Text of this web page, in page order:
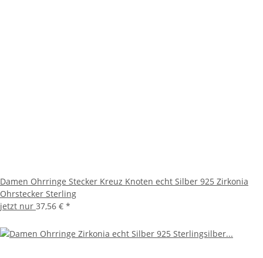
Damen Ohrringe Stecker Kreuz Knoten echt Silber 925 Zirkonia
Ohrstecker Sterling
jetzt nur 37,56 € *